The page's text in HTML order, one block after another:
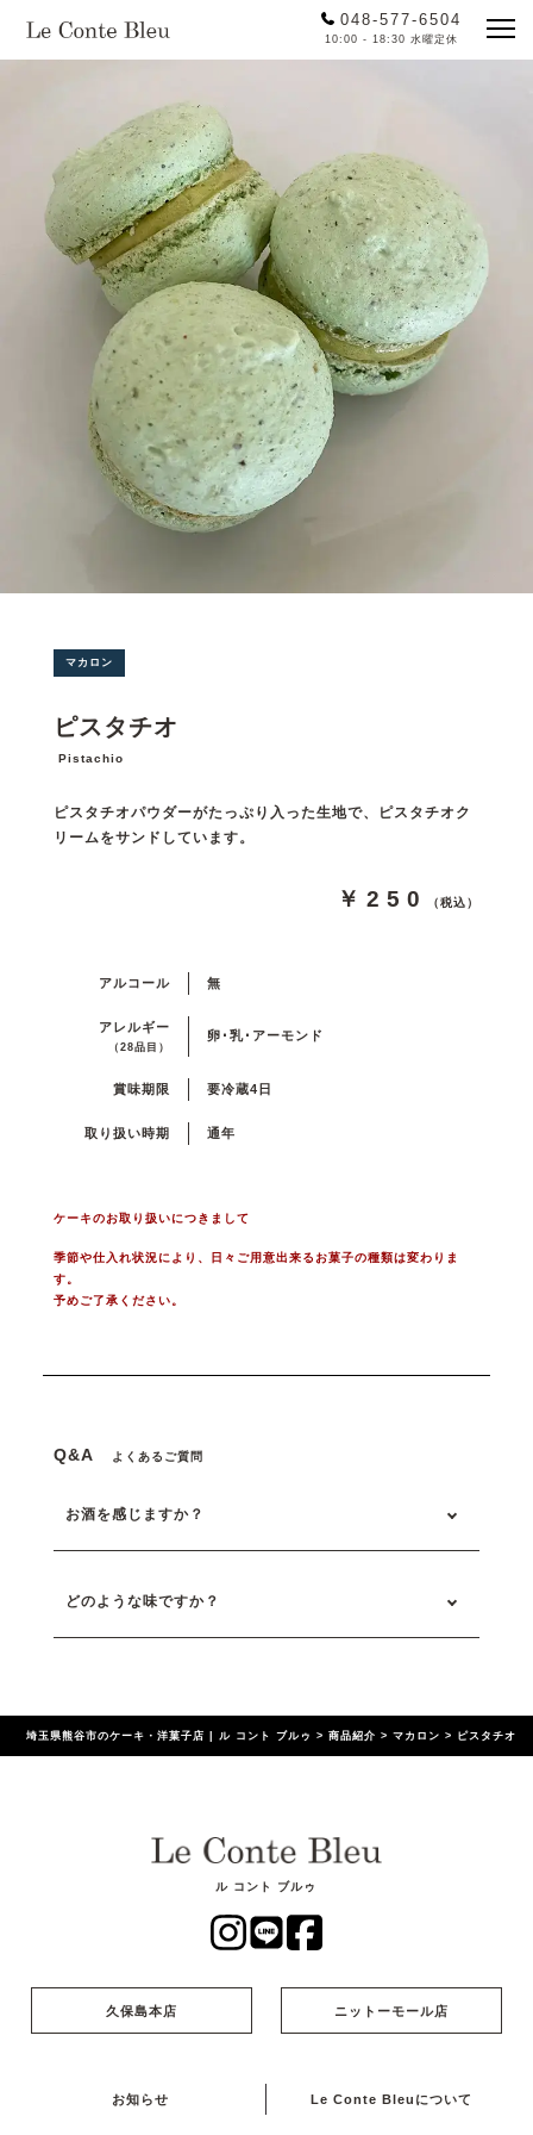
048-577-6504
10:00 - 18:30 水曜定休
マカロン
ピスタチオ
Pistachio
ピスタチオパウダーがたっぷり入った生地で、ピスタチオク
リームをサンドしています。
￥250 （税込）
アルコール 無
アレルギー
（28品目）
卵･乳･アーモンド
賞味期限 要冷蔵4日
取り扱い時期 通年
ケーキのお取り扱いにつきまして
季節や仕入れ状況により、日々ご用意出来るお菓子の種類は変わりま
す。
予めご了承ください。
Q&A よくあるご質問
お酒を感じますか？
どのような味ですか？
埼玉県熊谷市のケーキ・洋菓子店 | ル コント ブルゥ >商品紹介 >マカロン > ピスタチオ
ル コント ブルゥ
久保島本店 ニットーモール店
お知らせ Le Conte Bleuについて